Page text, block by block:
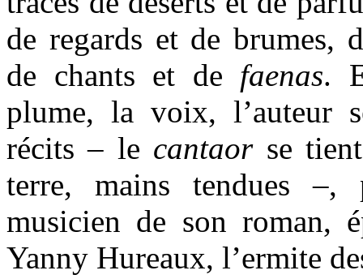
de regards et de brumes,
de chants et de faenas.
plume, la voix, l’auteur
récits – le cantaorse
terre, mains tendues –,
musicien de son roman,
Yanny Hureaux, l’ermite